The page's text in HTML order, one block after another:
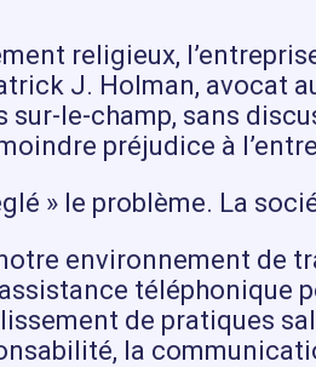
religieux,
J. Holman, avocat
sur-le-champ, sans
préjudice à
» le problème. La
environnement de
téléphonique
de pratiques
la